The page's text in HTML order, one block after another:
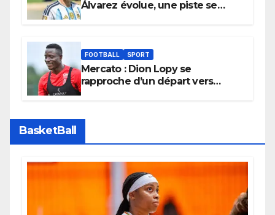
Álvarez évolue, une piste se
FOOTBALL SPORT
Mercato : Dion Lopy se
rapproche d’un départ vers
BasketBall